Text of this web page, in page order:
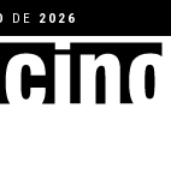
DE 2026